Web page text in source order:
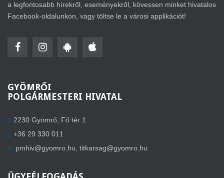
a legfontosabb hírekről, eseményekről, kövessen minket hivatalos
Facebook-oldalunkon, vagy töltse le a városi applikációt!
GYÖMRŐI
POLGÁRMESTERI HIVATAL
2230 Gyömrő, Fő tér 1.
+36 29 330 011
pmhiv@gyomro.hu titkarsag@gyomro.hu